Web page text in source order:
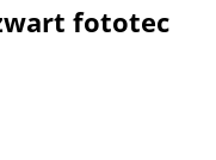
fototec